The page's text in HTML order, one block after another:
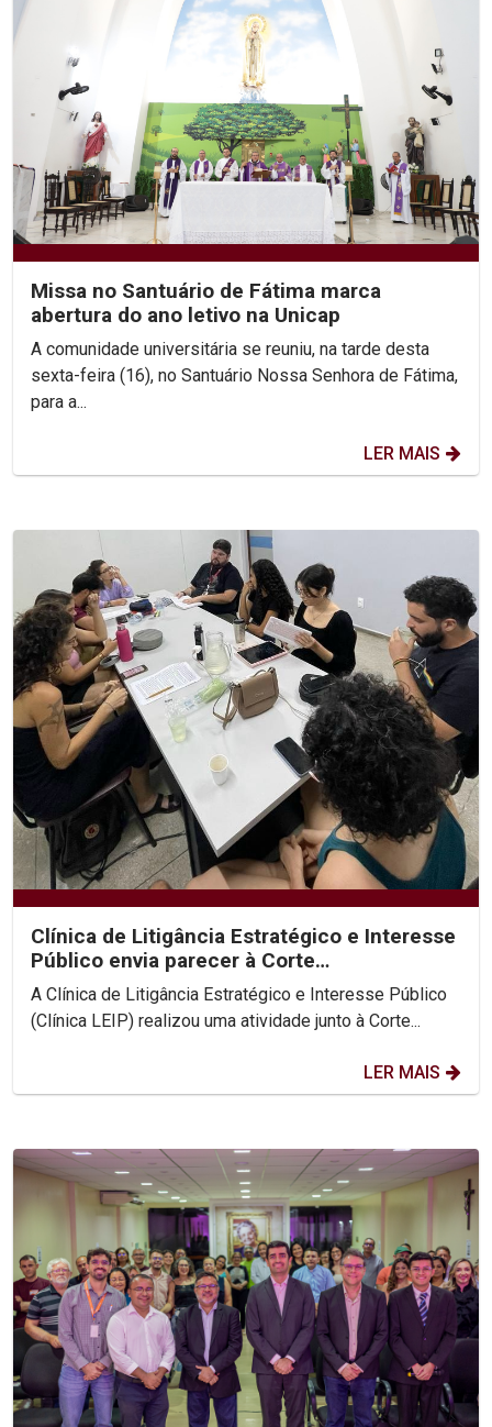
Missa no Santuário de Fátima marca
abertura do ano letivo na Unicap
A comunidade universitária se reuniu, na tarde desta
sexta-feira (16), no Santuário Nossa Senhora de Fátima,
para a...
LER MAIS
Clínica de Litigância Estratégico e Interesse
Público envia parecer à Corte
Interamericana de...
A Clínica de Litigância Estratégico e Interesse Público
(Clínica LEIP) realizou uma atividade junto à Corte...
LER MAIS